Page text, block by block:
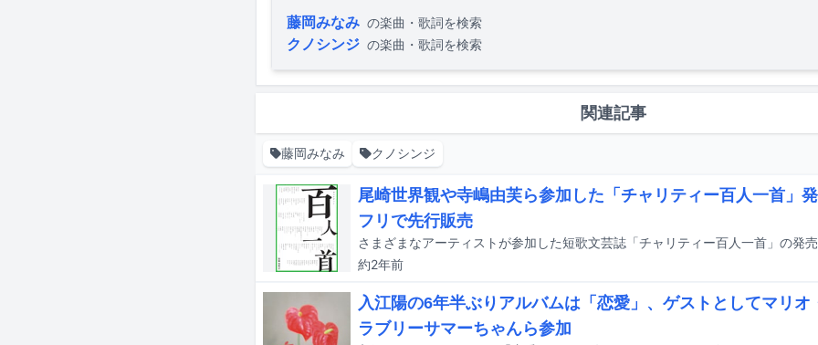
藤岡みなみ の楽曲・歌詞を検索
クノシンジ の楽曲・歌詞を検索
関連記事
藤岡みなみ クノシンジ
尾崎世界観や寺嶋由芙ら参加した「チャリティー百人一首」
フリで先行販売
約2年前
入江陽の6年半ぶりアルバムは「恋愛」、ゲストとしてマリ
ラブリーサマーちゃんら参加